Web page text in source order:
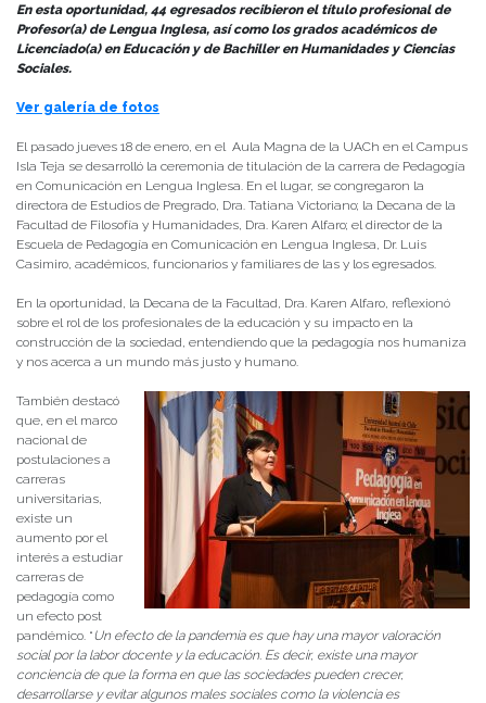
En esta oportunidad, 44 egresados recibieron el título profesional de
Profesor(a) de Lengua Inglesa, así como los grados académicos de
Licenciado(a) en Educación y de Bachiller en Humanidades y Ciencias
Sociales.
Ver galería de fotos
El pasado jueves 18 de enero, en el Aula Magna de la UACh en el Campus
Isla Teja se desarrolló la ceremonia de titulación de la carrera de Pedagogía
en Comunicación en Lengua Inglesa. En el lugar, se congregaron la
directora de Estudios de Pregrado, Dra. Tatiana Victoriano; la Decana de la
Facultad de Filosofía y Humanidades, Dra. Karen Alfaro; el director de la
Escuela de Pedagogía en Comunicación en Lengua Inglesa, Dr. Luis
Casimiro, académicos, funcionarios y familiares de las y los egresados.
En la oportunidad, la Decana de la Facultad, Dra. Karen Alfaro, reflexionó
sobre el rol de los profesionales de la educación y su impacto en la
construcción de la sociedad, entendiendo que la pedagogía nos humaniza
y nos acerca a un mundo más justo y humano.
También destacó
que, en el marco
nacional de
postulaciones a
carreras
universitarias,
existe un
aumento por el
interés a estudiar
carreras de
pedagogía como
un efecto post
pandémico. “Un efecto de la pandemia es que hay una mayor valoración
social por la labor docente y la educación. Es decir, existe una mayor
conciencia de que la forma en que las sociedades pueden crecer,
desarrollarse y evitar algunos males sociales como la violencia es